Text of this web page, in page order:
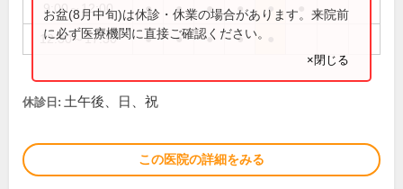
9:00～12:00 ● ● ● ● ●
12:30～17:30 ● ● ● ●
お盆(8月中旬)は休診・休業の場合があります。来院前
に必ず医療機関に直接ご確認ください。
×閉じる
休診日: 土午後、日、祝
この医院の詳細をみる